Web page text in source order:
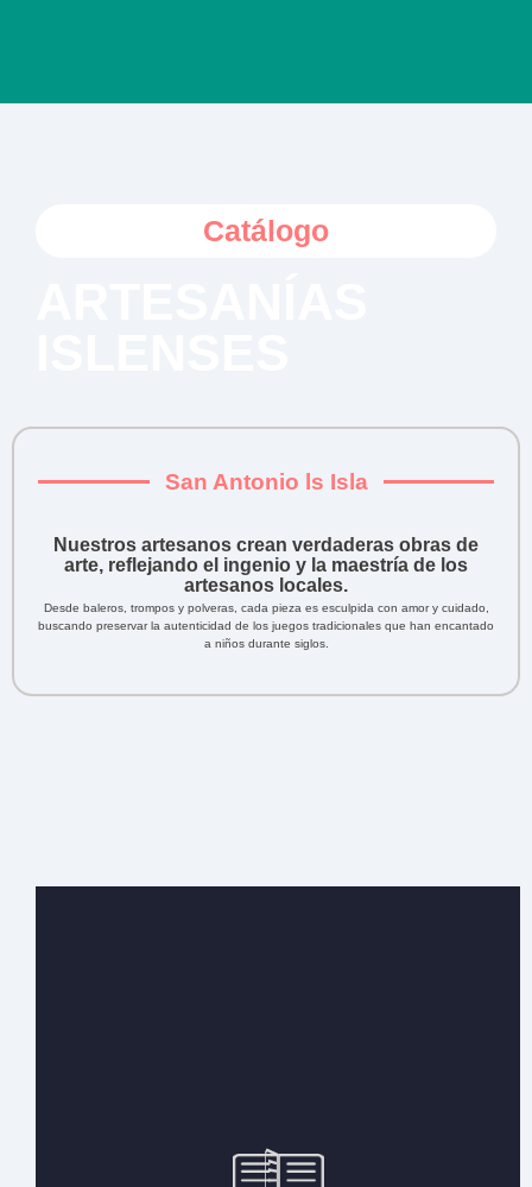
Catálogo
San Antonio ls Isla
Nuestros artesanos crean verdaderas obras de
arte, reflejando el ingenio y la maestría de los
artesanos locales.
Desde baleros, trompos y polveras, cada pieza es esculpida con amor y cuidado,
buscando preservar la autenticidad de los juegos tradicionales que han encantado
a niños durante siglos.